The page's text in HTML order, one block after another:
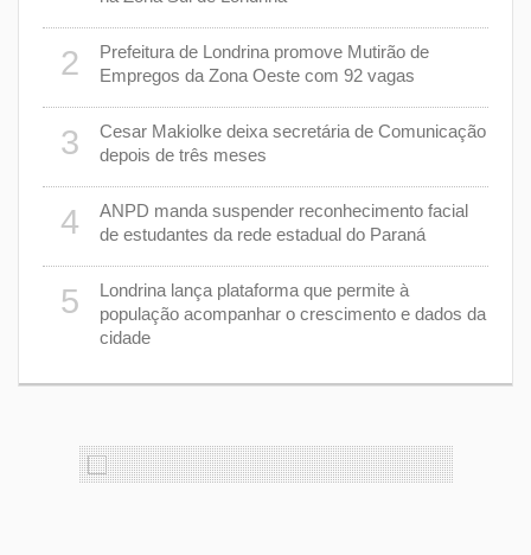
2
Prefeitura de Londrina promove Mutirão de
Empregos da Zona Oeste com 92 vagas
3
Cesar Makiolke deixa secretária de Comunicação
depois de três meses
4
ANPD manda suspender reconhecimento facial
de estudantes da rede estadual do Paraná
5
Londrina lança plataforma que permite à
população acompanhar o crescimento e dados da
cidade